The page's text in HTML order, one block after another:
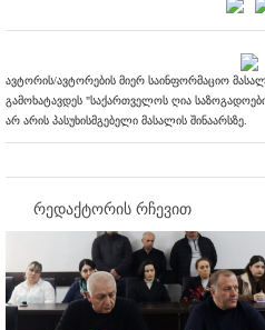
ავტორის/ავტორების მიერ საინფორმაციო
გამოხატავდეს "საქართველოს ღია
არ არის პასუხისმგებელი მასალის შინაარსზე.
რედაქტორის რჩევით